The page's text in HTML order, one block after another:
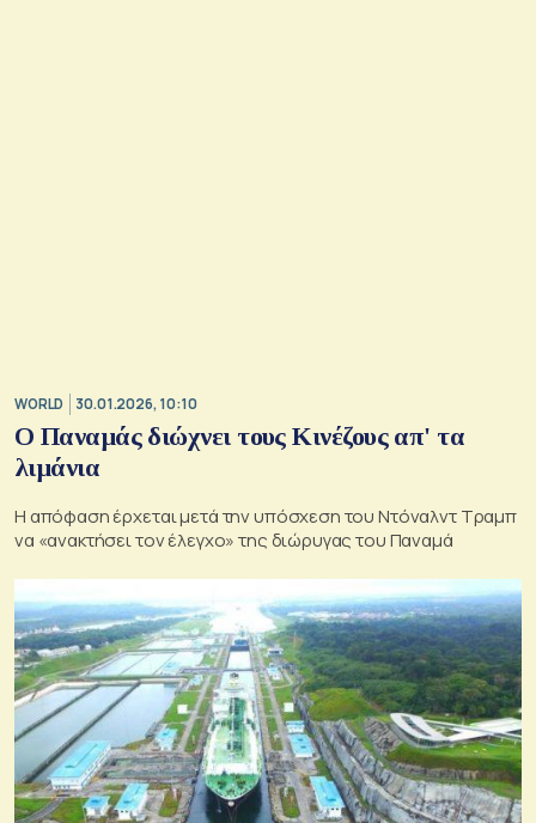
WORLD 30.01.2026, 10:10
Ο Παναμάς διώχνει τους Κινέζους απ' τα
λιμάνια
Η απόφαση έρχεται μετά την υπόσχεση του Ντόναλντ Τραμπ
να «ανακτήσει τον έλεγχο» της διώρυγας του Παναμά